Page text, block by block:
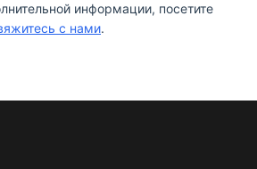
информации, посетите
с нами.